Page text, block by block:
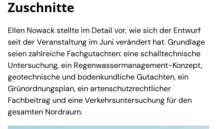
Zuschnitte
Ellen Nowack stellte im Detail vor, wie sich der Entwurf
seit der Veranstaltung im Juni verändert hat. Grundlage
seien zahlreiche Fachgutachten: eine schalltechnische
Untersuchung, ein Regenwassermanagement-Konzept,
geotechnische und bodenkundliche Gutachten, ein
Grünordnungsplan, ein artenschutzrechtlicher
Fachbeitrag und eine Verkehrsuntersuchung für den
gesamten Nordraum.